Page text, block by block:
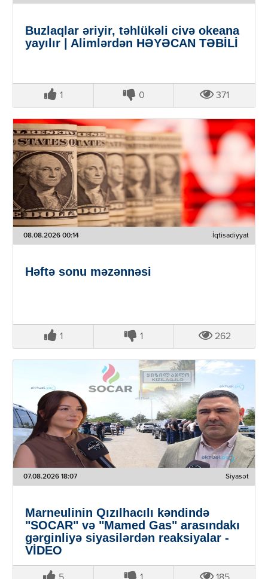
Buzlaqlar əriyir, təhlükəli civə okeana
yayılır | Alimlərdən HƏYƏCAN TƏBİLİ
1 0 371
08.08.2026 00:14 İqtisadiyyat
Həftə sonu məzənnəsi
1 1 262
07.08.2026 18:07 Siyasət
Marneulinin Qızılhacılı kəndində
"SOCAR" və "Mamed Gas" arasındakı
gərginliyə siyasilərdən reaksiyalar -
VİDEO